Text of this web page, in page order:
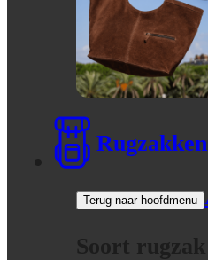
Rugzakken
Terug naar hoofdmenu
Soort rugzak